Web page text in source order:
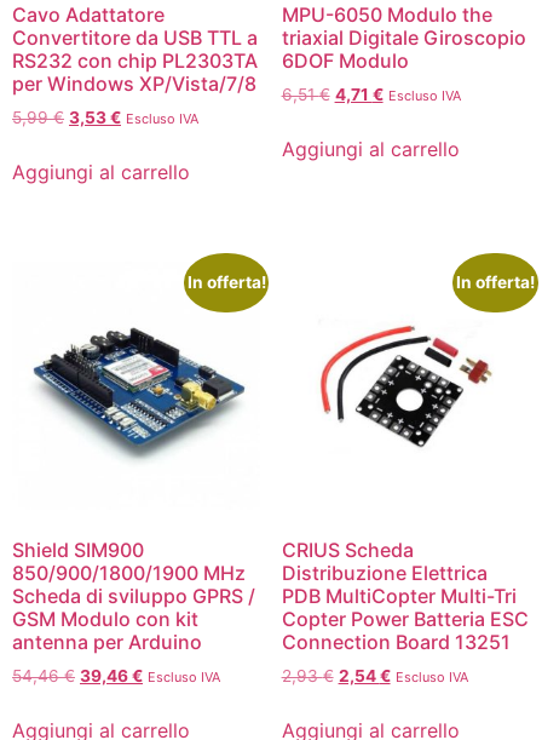
Cavo Adattatore
Convertitore da USB TTL a
RS232 con chip PL2303TA
per Windows XP/Vista/7/8
5,99€ 3,53€ Escluso IVA
Aggiungi al carrello
MPU-6050 Modulo the
triaxial Digitale Giroscopio
6DOF Modulo
6,51€ 4,71 € Escluso IVA
Aggiungi al carrello
In offerta!
Shield SIM900
850/900/1800/1900 MHz
Scheda di sviluppo GPRS /
GSM Modulo con kit
antenna per Arduino
54,46€ 39,46€ Escluso IVA
Aggiungi al carrello
In offerta!
CRIUS Scheda
Distribuzione Elettrica
PDB MultiCopter Multi-Tri
Copter Power Batteria ESC
Connection Board 13251
2,93€ 2,54€ Escluso IVA
Aggiungi al carrello